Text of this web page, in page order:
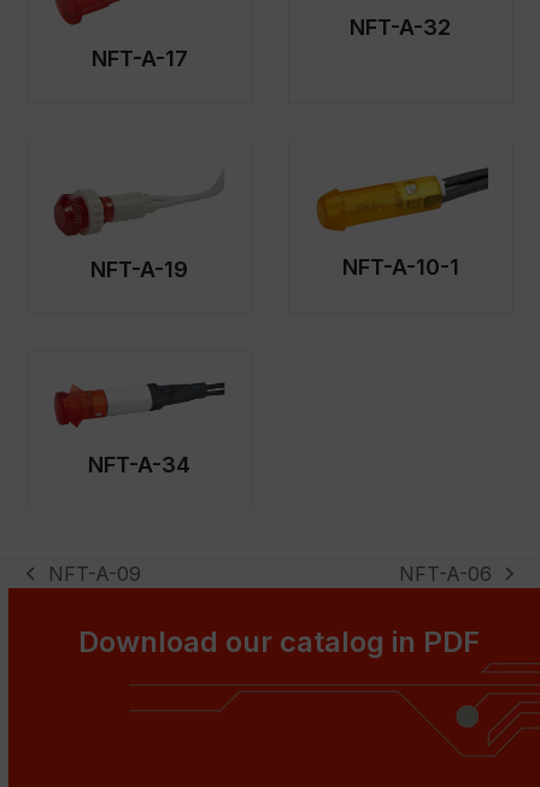
NFT-A-17
NFT-A-32
NFT-A-19 NFT-A-10-1
NFT-A-34
previous
NFT-A-09
next
NFT-A-06
Download our catalog in PDF